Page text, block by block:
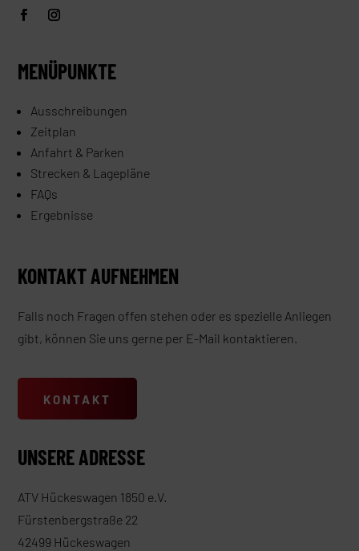
MENÜPUNKTE
Ausschreibungen
Zeitplan
Anfahrt & Parken
Strecken & Lagepläne
FAQs
Ergebnisse
KONTAKT AUFNEHMEN
Falls noch Fragen offen stehen oder es spezielle Anliegen
gibt, können Sie uns gerne per E-Mail kontaktieren.
KONTAKT
UNSERE ADRESSE
ATV Hückeswagen 1850 e.V.
Fürstenbergstraße 22
42499 Hückeswagen